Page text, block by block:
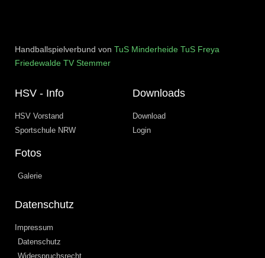
Handballspielverbund von TuS Minderheide TuS Freya
Friedewalde TV Stemmer
HSV - Info
HSV Vorstand
Sportschule NRW
Fotos
Galerie
Downloads
Download
Login
Datenschutz
Impressum
Datenschutz
Widerspruchsrecht